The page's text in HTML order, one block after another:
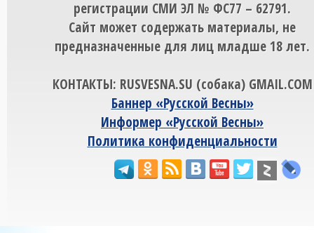
регистрации СМИ ЭЛ № ФС77 – 62791.
Сайт может содержать материалы, не
предназначенные для лиц младше 18 лет.
КОНТАКТЫ: RUSVESNA.SU (собака) GMAIL.COM
Баннер «Русской Весны»
Информер «Русской Весны»
Политика конфиденциальности